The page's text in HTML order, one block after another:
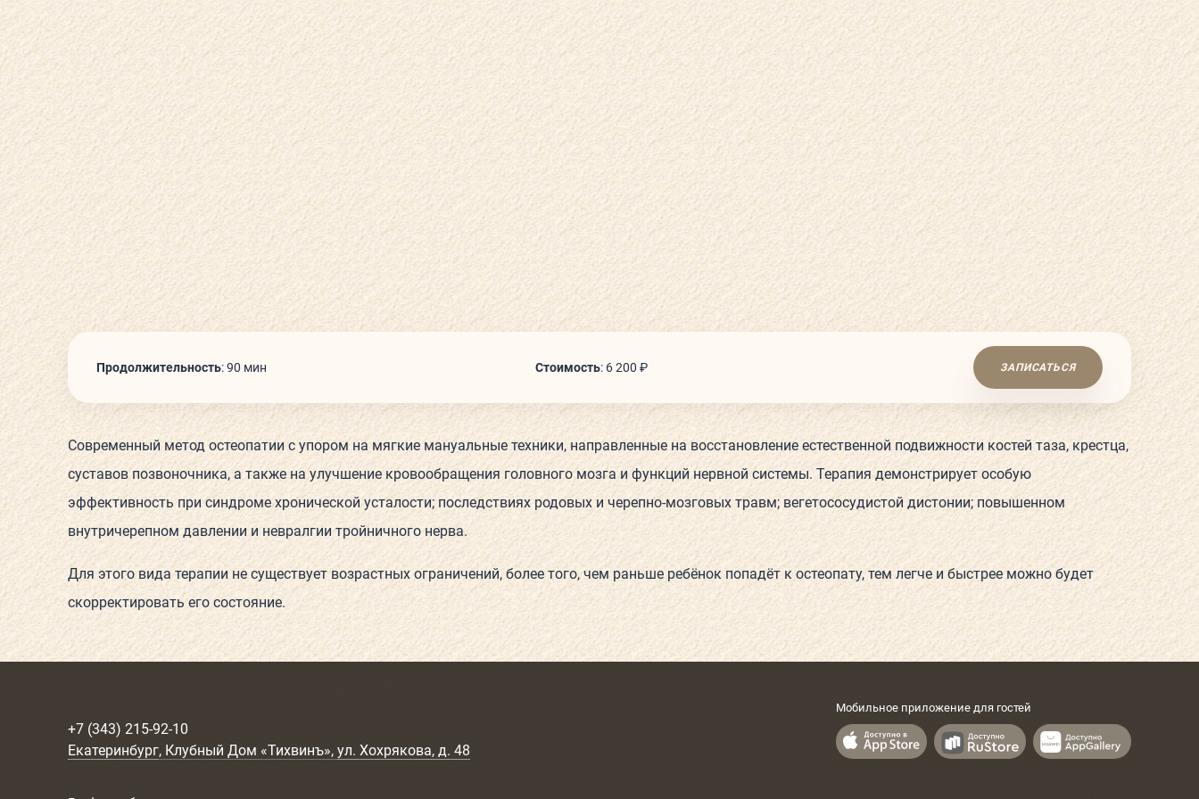
О КЛУБЕ КЛУБНЫЕ КАРТЫ
ГОСТЕВОЙ ВИЗИТ РАСПИСАНИЕ
КОНТАКТЫ КАК ПРОЙТИ
НОВОСТИ ГОСТИ О НАС
ВЕЛНЕС-ПОДАРКИ
Продолжительность:90 мин Стоимость: 6 200 ₽ ЗАПИСАТЬСЯ
Современный метод остеопатии с упором на мягкие мануальные техники, направленные на восстановление естественной подвижности костей таза, крестца,
суставов позвоночника, а также на улучшение кровообращения головного мозга и функций нервной системы. Терапия демонстрирует особую
эффективность при синдроме хронической усталости; последствиях родовых и черепно-мозговых травм; вегетососудистой дистонии; повышенном
внутричерепном давлении и невралгии тройничного нерва.
Для этого вида терапии не существует возрастных ограничений, более того, чем раньше ребёнок попадёт к остеопату, тем легче и быстрее можно будет
скорректировать его состояние.
+7 (343) 215-92-10
Екатеринбург, Клубный Дом «Тихвинъ», ул. Хохрякова, д. 48
Мобильное приложение для гостей